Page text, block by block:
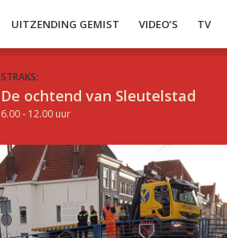
UITZENDING GEMIST VIDEO’S TV
STRAKS:
De ochtend van Sleutelstad
6.00 - 12.00 uur